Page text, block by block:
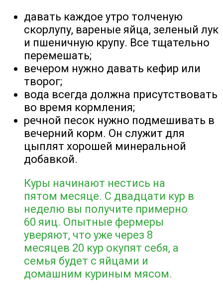
давать каждое утро толченую
скорлупу, вареные яйца, зеленый лук
и пшеничную крупу. Все тщательно
перемешать;
вечером нужно давать кефир или
творог;
вода всегда должна присутствовать
во время кормления;
речной песок нужно подмешивать в
вечерний корм. Он служит для
цыплят хорошей минеральной
добавкой.
Куры начинают нестись на
пятом месяце. С двадцати кур в
неделю вы получите примерно
60 яиц. Опытные фермеры
уверяют, что уже через 8
месяцев 20 кур окупят себя, а
семья будет с яйцами и
домашним куриным мясом.